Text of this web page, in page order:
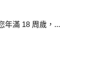
年滿 18 周歲，...